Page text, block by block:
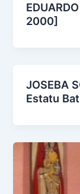
2000]
JOSEBA
Estatu